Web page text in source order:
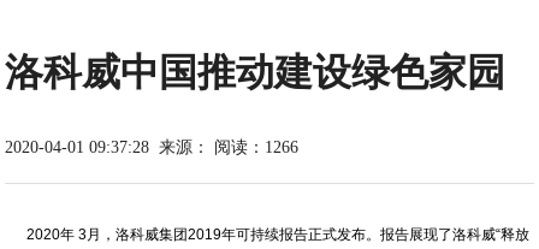
洛科威中国推动建设绿色家园
2020-04-01 09:37:28 来源： 阅读：1266
2020年 3月，洛科威集团2019年可持续报告正式发布。报告展现了洛科威“释放